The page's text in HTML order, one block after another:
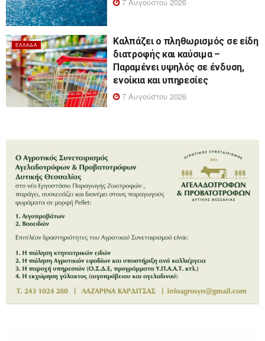
ΕΛΛΆΔΑ
Καλπάζει ο πληθωρισμός σε είδη
διατροφής και καύσιμα –
Παραμένει υψηλός σε ένδυση,
ενοίκια και υπηρεσίες
7 Αυγούστου 2026